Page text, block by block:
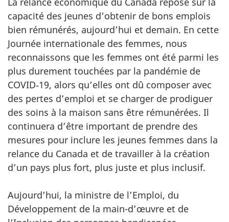
capacité des jeunes d’obtenir de bons emplois
bien rémunérés, aujourd’hui et demain. En cette
Journée internationale des femmes, nous
reconnaissons que les femmes ont été parmi les
plus durement touchées par la pandémie de
COVID‑19, alors qu’elles ont dû composer avec
des pertes d’emploi et se charger de prodiguer
des soins à la maison sans être rémunérées. Il
continuera d’être important de prendre des
mesures pour inclure les jeunes femmes dans la
relance du Canada et de travailler à la création
d’un pays plus fort, plus juste et plus inclusif.
Aujourd’hui, la ministre de l’Emploi, du
Développement de la main-d’œuvre et de